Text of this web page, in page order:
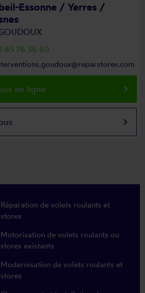
Essonne / Yerres /
85 76 36 60
en ligne keyboard_arrow_right
keyboard_arrow_right
Réparation de volets roulants et
stores
Motorisation de volets roulants ou
stores existants
Modernisation de volets roulants et
stores